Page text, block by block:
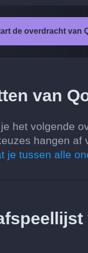
de overdracht van
van
het volgende
hangen
je tussen alle